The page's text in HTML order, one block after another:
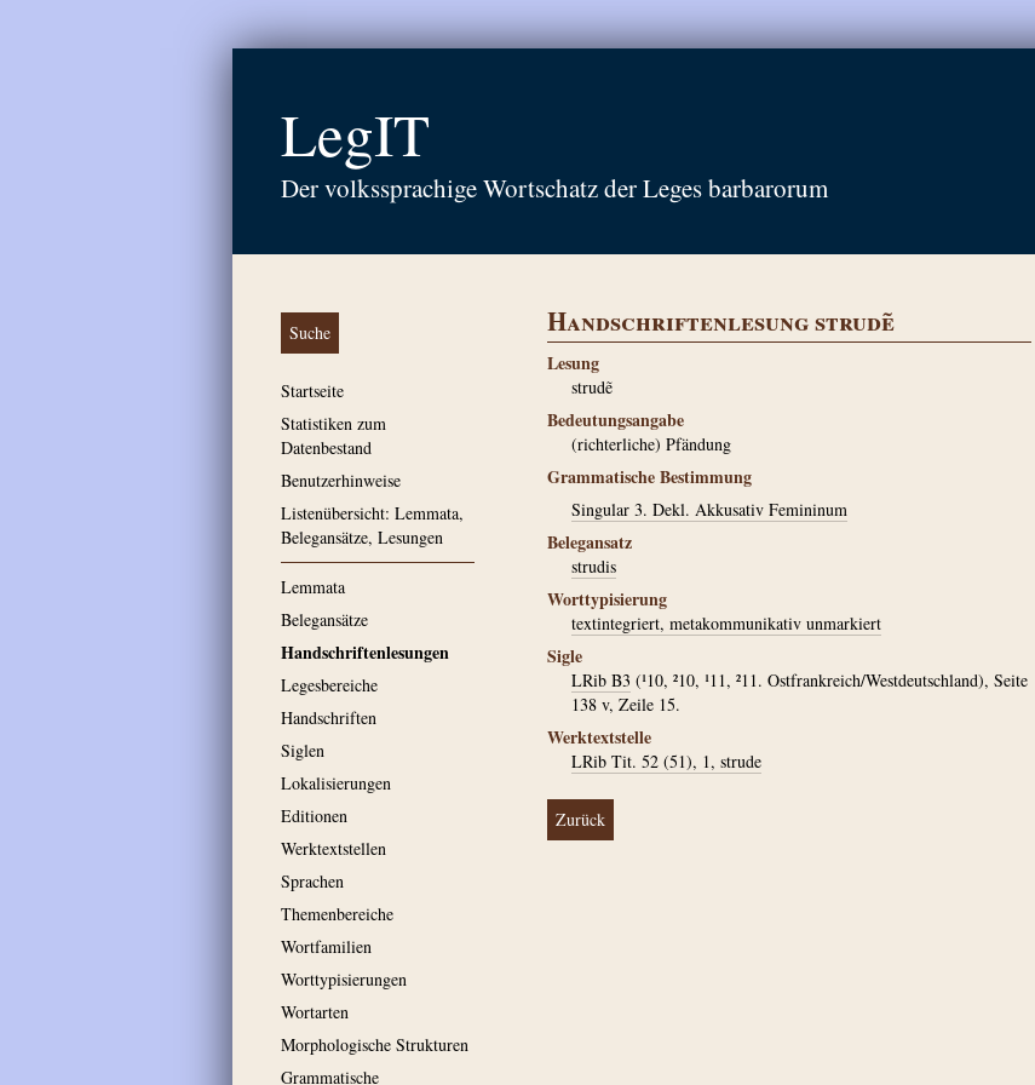
LegIT
Der volkssprachige Wortschatz der Leges barbarorum
Suche
Startseite
Statistiken zum
Datenbestand
Benutzerhinweise
Listenübersicht: Lemmata,
Belegansätze, Lesungen
Lemmata
Belegansätze
Handschriftenlesungen
Legesbereiche
Handschriften
Siglen
Lokalisierungen
Editionen
Werktextstellen
Sprachen
Themenbereiche
Wortfamilien
Worttypisierungen
Wortarten
Morphologische Strukturen
Grammatische
Handschriftenlesung strudẽ
Lesung
strudẽ
Bedeutungsangabe
(richterliche) Pfändung
Grammatische Bestimmung
Singular 3. Dekl. Akkusativ Femininum
Belegansatz
strudis
Worttypisierung
textintegriert, metakommunikativ unmarkiert
Sigle
LRib B3 (¹10, ²10, ¹11, ²11. Ostfrankreich/Westdeutschland), Seite
138 v, Zeile 15.
Werktextstelle
LRib Tit. 52 (51), 1, strude
Zurück